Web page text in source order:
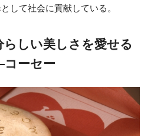
して社会に貢献している。
らしい美しさを愛せる
ーセー